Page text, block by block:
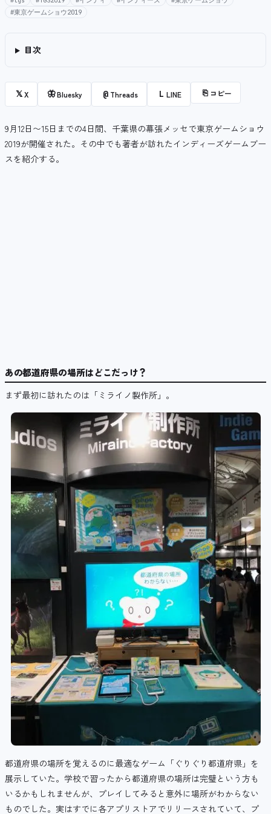
#東京ゲームショウ2019
目次
𝕏X 🦋Bluesky @ Threads L LINE ⎘ コピー
9月12日〜15日までの4日間、千葉県の幕張メッセで東京ゲームショウ
2019が開催された。その中でも著者が訪れたインディーズゲームブー
スを紹介する。
あの都道府県の場所はどこだっけ？
まず最初に訪れたのは「ミライノ製作所」。
都道府県の場所を覚えるのに最適なゲーム「ぐりぐり都道府県」を
展示していた。学校で習ったから都道府県の場所は完璧という方も
いるかもしれませんが、プレイしてみると意外に場所がわからない
ものでした。実はすでに各アプリストアでリリースされていて、プ